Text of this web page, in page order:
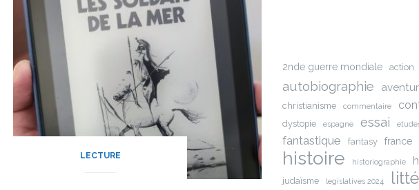
LECTURE
2nde guerre mondiale action
autobiographie
christianisme
commentaire
dystopie espagne essai
fantastique fantasy france
histoire historiographie
judaïsme legislatives 2024